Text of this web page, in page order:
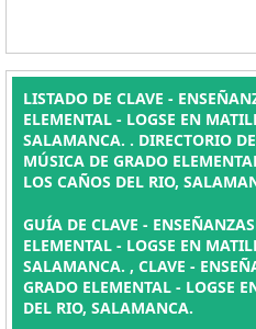
LISTADO DE CLAVE -
ELEMENTAL - LOGSE EN
SALAMANCA. . DIRECTORIO
MÚSICA DE GRADO
LOS CAÑOS DEL RIO,
GUÍA DE CLAVE -
ELEMENTAL - LOGSE EN
SALAMANCA. , CLAVE -
GRADO ELEMENTAL - LOGSE
DEL RIO, SALAMANCA.